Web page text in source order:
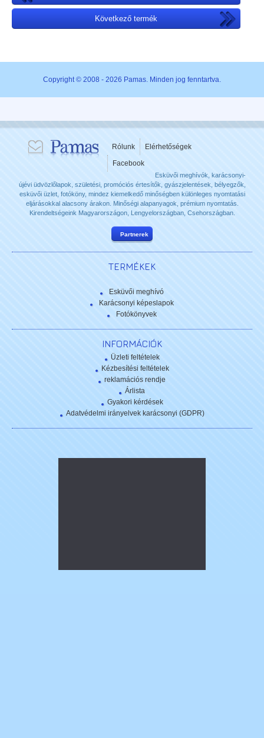
Következő termék
Copyright © 2008 - 2026 Pamas. Minden jog fenntartva.
Rólunk
Elérhetőségek
Facebook
Esküvői meghívók, karácsonyi-
újévi üdvözlőlapok, születési, promóciós értesítők, gyászjelentések, bélyegzők,
esküvői üzlet, fotóköny, mindez kiemelkedő minőségben különleges nyomtatási
eljárásokkal alacsony árakon. Minőségi alapanyagok, prémium nyomtatás.
Kirendeltségeink Magyarországon, Lengyelországban, Csehországban.
Partnerek
TERMÉKEK
Esküvői meghívó
Karácsonyi képeslapok
Fotókönyvek
INFORMÁCIÓK
Üzleti feltételek
Kézbesítési feltételek
reklamációs rendje
Árlista
Gyakori kérdések
Adatvédelmi irányelvek karácsonyi (GDPR)